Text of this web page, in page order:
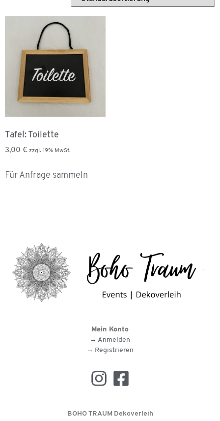
Tafel: Toilette
3,00 € zzgl. 19% MwSt.
Für Anfrage sammeln
Mein Konto
→ Anmelden
→ Registrieren
BOHO TRAUM Dekoverleih